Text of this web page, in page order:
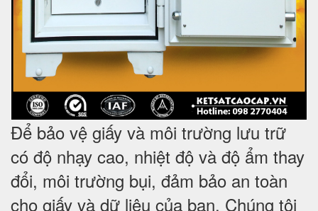
Để bảo vệ giấy và môi trường lưu trữ
có độ nhạy cao, nhiệt độ và độ ẩm thay
đổi, môi trường bụi, đảm bảo an toàn
cho giấy và dữ liệu của bạn. Chúng tôi